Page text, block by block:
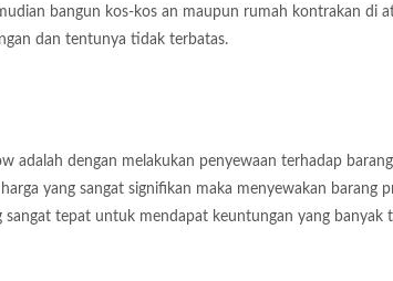
bangun kos-kos an maupun rumah kontrakan di
dan tentunya tidak terbatas.
adalah dengan melakukan penyewaan terhadap barang
yang sangat signifikan maka menyewakan barang
tepat untuk mendapat keuntungan yang banyak